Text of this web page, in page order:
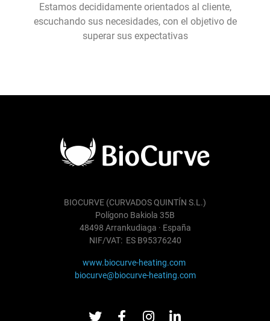
Estamos decididamente orientados al cliente,
escuchando sus necesidades, con el objetivo de
superar sus expectativas
BIOCURVE (CURVADOS QUINTÍN S.L.)
Polígono Bakiola 35B
48498 Arrankudiaga · España
NIF/VAT: ES B95376240
www.biocurve-heating.com
biocurve@biocurve-heating.com